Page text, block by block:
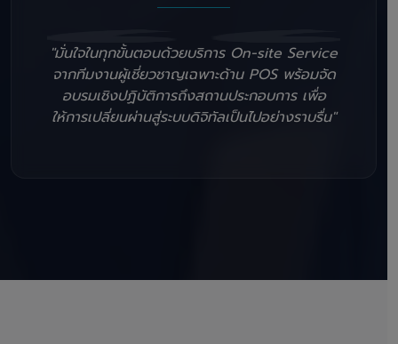
"มั่นใจในทุกขั้นตอนด้วยบริการ On-site Service
จากทีมงานผู้เชี่ยวชาญเฉพาะด้าน POS พร้อมจัด
อบรมเชิงปฏิบัติการถึงสถานประกอบการ เพื่อ
ให้การเปลี่ยนผ่านสู่ระบบดิจิทัลเป็นไปอย่างราบรื่น"